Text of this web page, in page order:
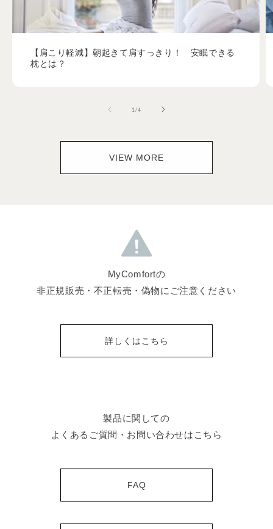
【肩こり軽減】朝起きて肩すっきり！ 安眠できる
枕とは？
1/の
4
VIEW MORE
MyComfortの
非正規販売・不正転売・偽物にご注意ください
詳しくはこちら
製品に関しての
よくあるご質問・お問い合わせはこちら
FAQ